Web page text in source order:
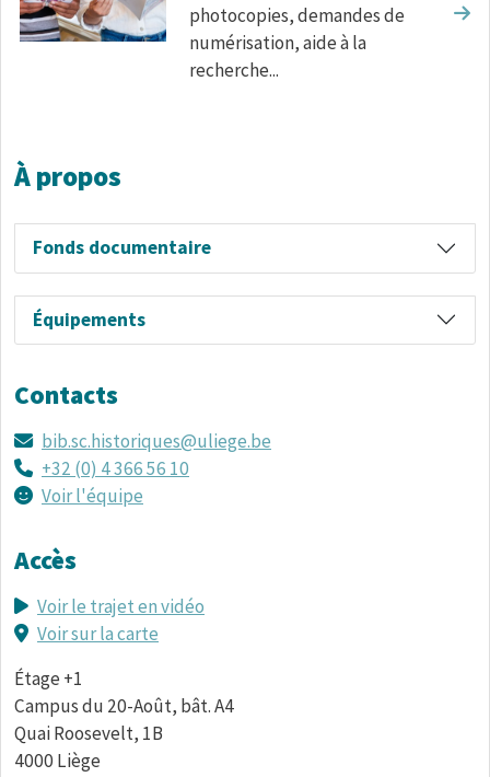
photocopies, demandes de
numérisation, aide à la
recherche...
À propos
Fonds documentaire
Équipements
Contacts
bib.sc.historiques@uliege.be
+32 (0) 4 366 56 10
Voir l'équipe
Accès
Voir le trajet en vidéo
Voir sur la carte
Étage +1
Campus du 20-Août, bât. A4
Quai Roosevelt, 1B
4000 Liège